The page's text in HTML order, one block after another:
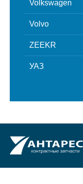
Volkswagen
Volvo
ZEEKR
УАЗ